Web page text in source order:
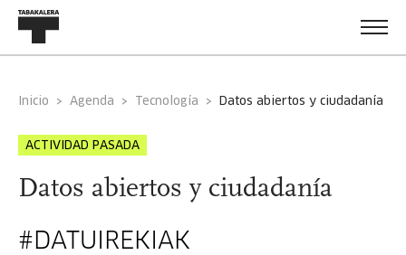
Inicio Agenda Tecnología datos abiertos y ciudadanía
ACTIVIDAD PASADA
Datos abiertos y ciudadanía
#DATUIREKIAK